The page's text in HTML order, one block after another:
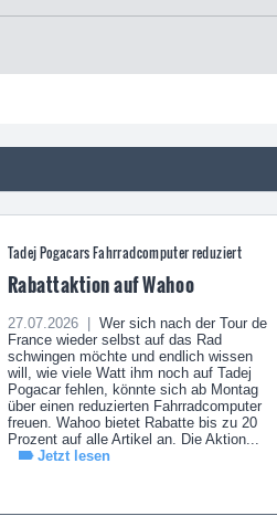
Tadej Pogacars Fahrradcomputer reduziert
Rabattaktion auf Wahoo
27.07.2026 |
Wer sich nach der Tour de
France wieder selbst auf das Rad
schwingen möchte und endlich wissen
will, wie viele Watt ihm noch auf Tadej
Pogacar fehlen, könnte sich ab Montag
über einen reduzierten Fahrradcomputer
freuen. Wahoo bietet Rabatte bis zu 20
Prozent auf alle Artikel an. Die Aktion...
Jetzt lesen